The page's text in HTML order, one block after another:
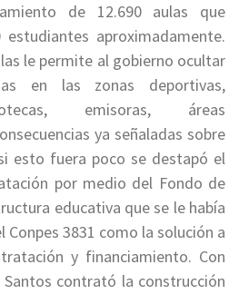
de 12.690 aulas que
estudiantes aproximadamente.
le permite al gobierno ocultar
en las zonas deportivas,
emisoras, áreas
ya señaladas sobre
esto fuera poco se destapó el
por medio del Fondo de
educativa que se le había
Conpes 3831 como la solución a
y financiamiento. Con
contrató la construcción